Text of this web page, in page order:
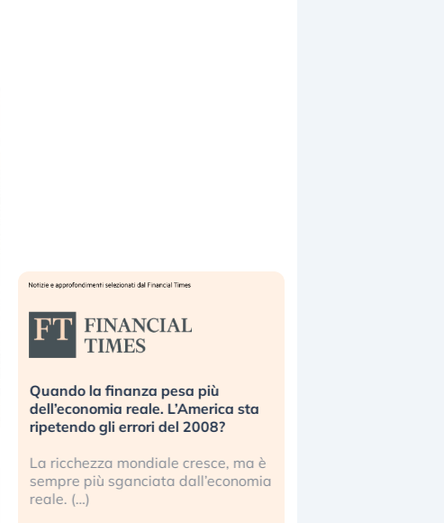
Quando la finanza pesa più
dell’economia reale. L’America sta
ripetendo gli errori del 2008?
La ricchezza mondiale cresce, ma è
sempre più sganciata dall’economia
reale. (…)